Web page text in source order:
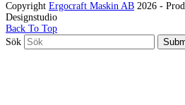
Copyright Ergocraft Maskin AB 2026 -
Designstudio
Back To Top
Sök